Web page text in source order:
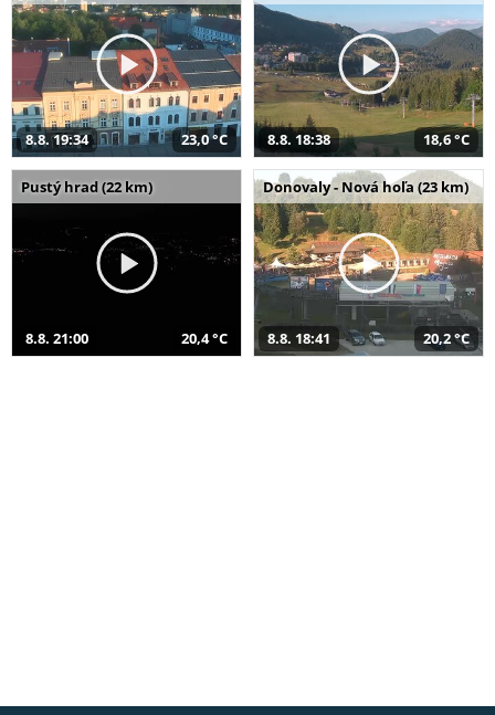
8.8. 19:34 23,0 °C 8.8. 18:38 18,6 °C
Pustý hrad (22 km)
8.8. 21:00 20,4 °C
Donovaly - Nová hoľa (23 km)
8.8. 18:41 20,2 °C